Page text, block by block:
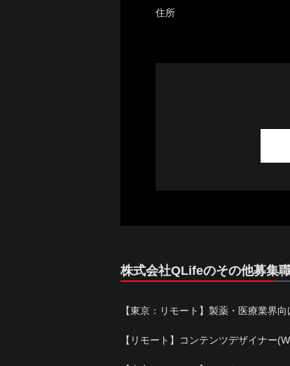
住所
株式会社QLifeのその他募集
【東京：リモート】製薬・医療業界
【リモート】コンテンツデザイナー